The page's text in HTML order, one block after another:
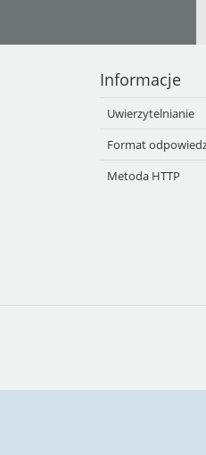
Informacje
Uwierzytelnianie
Format
Metoda HTTP